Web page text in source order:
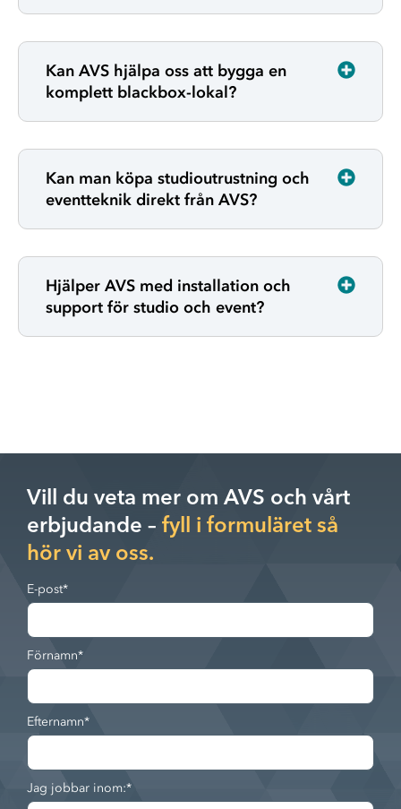
Kan AVS hjälpa oss att bygga en
komplett blackbox-lokal?
Kan man köpa studioutrustning och
eventteknik direkt från AVS?
Hjälper AVS med installation och
support för studio och event?
Vill du veta mer om AVS och vårt
erbjudande – fyll i formuläret så
hör vi av oss.
E-post*
Förnamn*
Efternamn*
Jag jobbar inom:*